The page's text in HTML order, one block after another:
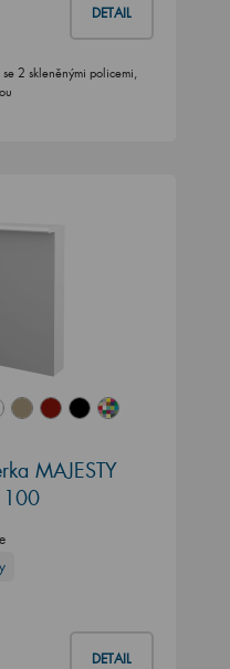
DETAIL
2 skleněnými policemi,
MAJESTY
DETAIL